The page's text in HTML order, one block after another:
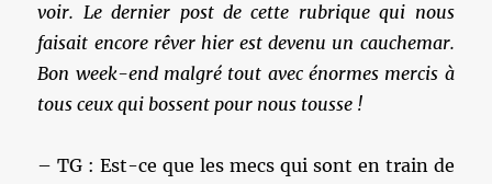
voir. Le dernier post de cette rubrique qui nous
faisait encore rêver hier est devenu un cauchemar.
Bon week-end malgré tout avec énormes mercis à
tous ceux qui bossent pour nous tousse !
– TG : Est-ce que les mecs qui sont en train de